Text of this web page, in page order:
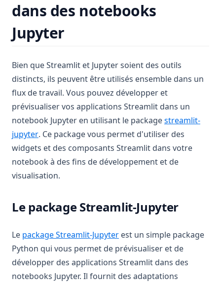
dans des notebooks
Jupyter
Bien que Streamlit et Jupyter soient des outils
distincts, ils peuvent être utilisés ensemble dans un
flux de travail. Vous pouvez développer et
prévisualiser vos applications Streamlit dans un
notebook Jupyter en utilisant le packagestreamlit-
jupyter(opens in a new tab)
. Ce package vous permet d'utiliser des
widgets et des composants Streamlit dans votre
notebook à des fins de développement et de
visualisation.
Le package Streamlit-Jupyter
Le package Streamlit-Jupyter(opens in a new tab)
est un simple package
Python qui vous permet de prévisualiser et de
développer des applications Streamlit dans des
notebooks Jupyter. Il fournit des adaptations